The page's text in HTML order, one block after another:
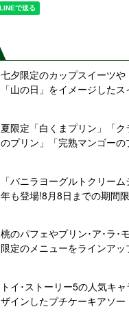
七夕限定のカップスイーツや
「山の日」をイメージした
夏限定「白くまプリン」「ク
のプリン」「完熟マンゴーの
「バニラヨーグルトクリー
年も登場!8月8日までの期間
桃のパフェやプリン･ア･ラ･
限定のメニューをラインアッ
トイ･ストーリー5の人気キ
ザインしたプチケーキアソー